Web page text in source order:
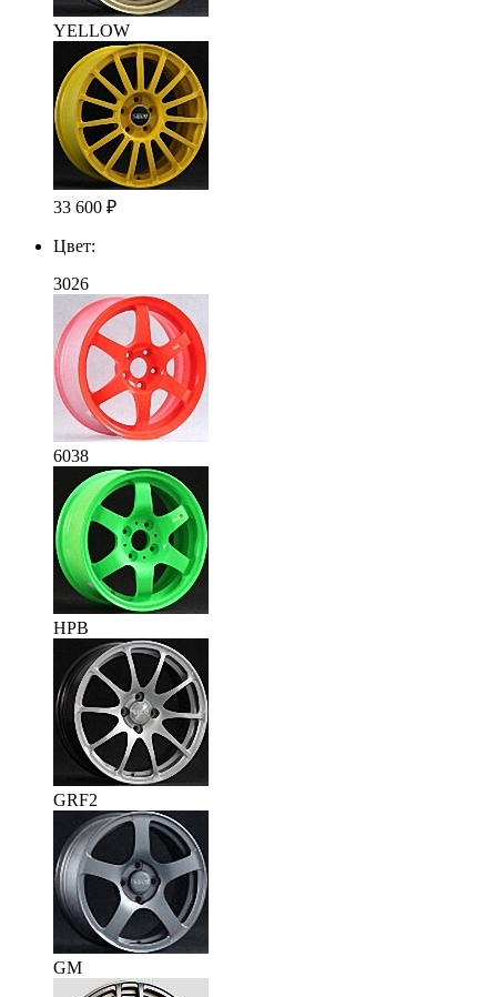
YELLOW
33 600 ₽
Цвет:
3026
6038
HPB
GRF2
GM